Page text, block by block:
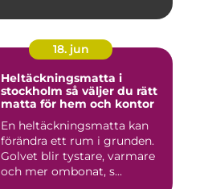
18. jun
Heltäckningsmatta i
stockholm så väljer du rätt
matta för hem och kontor
En heltäckningsmatta kan
förändra ett rum i grunden.
Golvet blir tystare, varmare
och mer ombonat, s...